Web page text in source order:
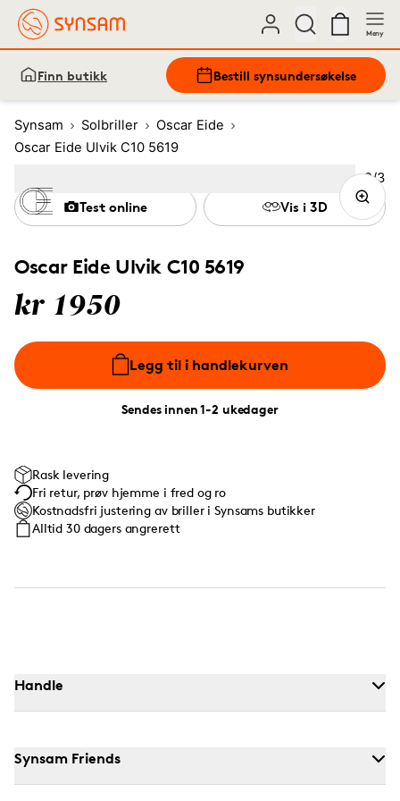
Meny
Finn butikk Bestill synsundersøkelse
Synsam Solbriller
Oscar Eide
Oscar Eide Ulvik C10 5619
Oscar Eide Ulvik C10 5619
kr 1950
Legg til i handlekurven
Sendes innen 1-2 ukedager
Test online Vis i 3D
Rask levering
Fri retur, prøv hjemme i fred og ro
Kostnadsfri justering av briller i Synsams butikker
Alltid 30 dagers angrerett
Bilde
2/3
3
Handle
Synsam Friends